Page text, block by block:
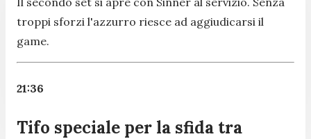
troppi sforzi l'azzurro riesce ad aggiudicarsi il
game.
21:36
Tifo speciale per la sfida tra